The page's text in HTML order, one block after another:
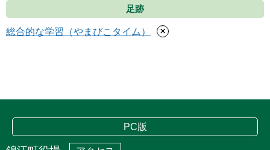
足跡
総合的な学習（やまびこタイム） ×
PC版